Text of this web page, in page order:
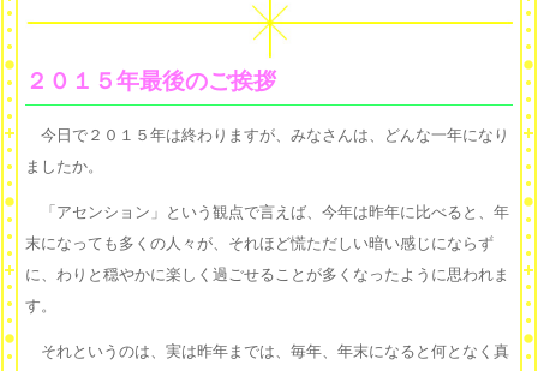
２０１５年最後のご挨拶
今日で２０１５年は終わりますが、みなさんは、どんな一年になり
ましたか。
「アセンション」という観点で言えば、今年は昨年に比べると、年
末になっても多くの人々が、それほど慌ただしい暗い感じにならず
に、わりと穏やかに楽しく過ごせることが多くなったように思われま
す。
それというのは、実は昨年までは、毎年、年末になると何となく真